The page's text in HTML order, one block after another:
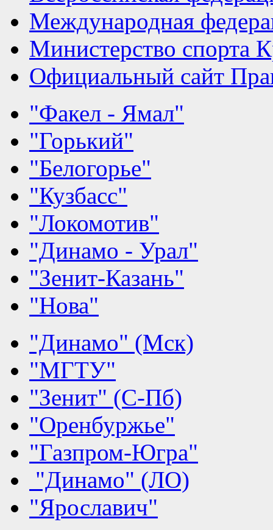
Международная
Министерство спорта
Официальный сайт
"Факел - Ямал"
"Горький"
"Белогорье"
"Кузбасс"
"Локомотив"
"Динамо - Урал"
"Зенит-Казань"
"Нова"
"Динамо" (Мск)
"МГТУ"
"Зенит" (С-Пб)
"Оренбуржье"
"Газпром-Югра"
"Динамо" (ЛО)
"Ярославич"